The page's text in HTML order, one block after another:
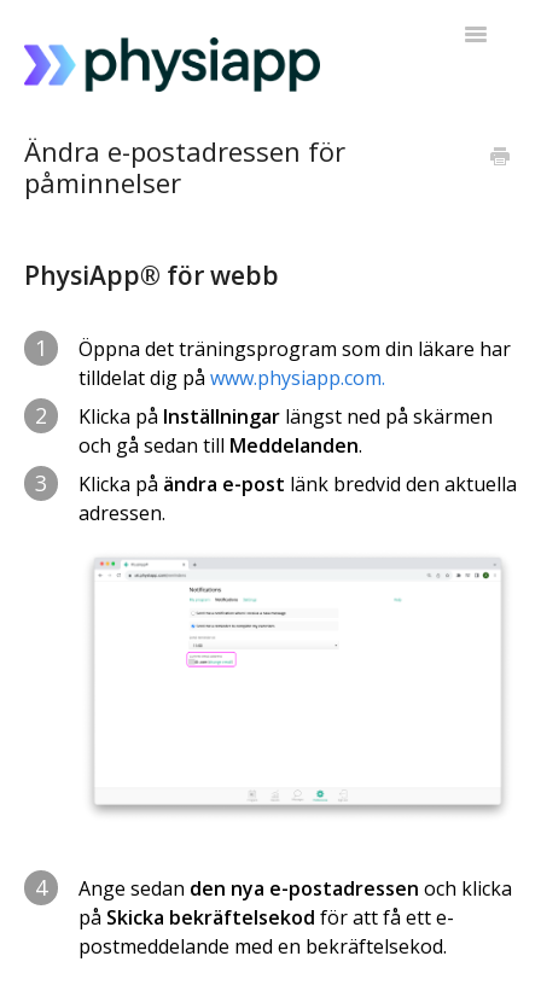
Toggle
Mitt träningsprogram
Ändra e-postadressen för
påminnelser
PhysiApp® för webb
1
Öppna det träningsprogram som din läkare har
tilldelat dig på www.physiapp.com.
2 Klicka på Inställningar längst ned på skärmen
och gå sedan till Meddelanden.
3 Klicka på ändra e-post länk bredvid den aktuella
adressen.
4 Ange sedan den nya e-postadressen och klicka
på Skicka bekräftelsekod för att få ett e-
postmeddelande med en bekräftelsekod.